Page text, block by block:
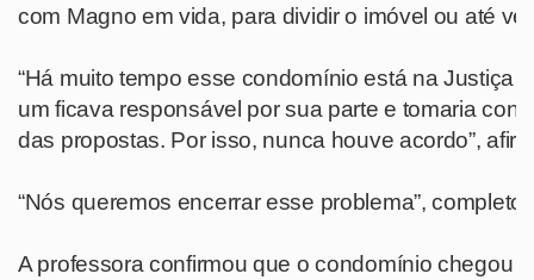
com Magno em vida, para dividir o imóvel ou até
“Há muito tempo esse condomínio está na Justiça
um ficava responsável por sua parte e tomaria
das propostas. Por isso, nunca houve acordo”,
“Nós queremos encerrar esse problema”,
A professora confirmou que o condomínio chegou